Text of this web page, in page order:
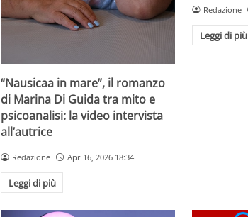
“Nausicaa in mare”, il romanzo
di Marina Di Guida tra mito e
psicoanalisi: la video intervista
all’autrice
Redazione Apr 16, 2026 18:34
Leggi di più
Redazione
Leggi di più